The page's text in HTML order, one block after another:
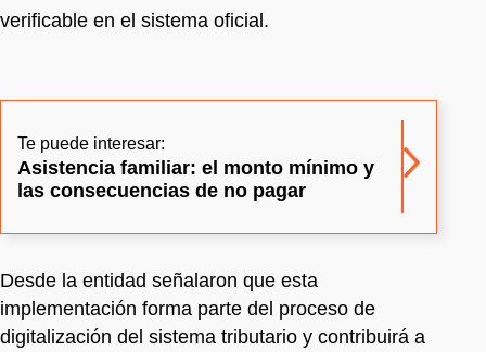
verificable en el sistema oficial.
Te puede interesar:
Asistencia familiar: el monto mínimo y
las consecuencias de no pagar
Desde la entidad señalaron que esta
implementación forma parte del proceso de
digitalización del sistema tributario y contribuirá a